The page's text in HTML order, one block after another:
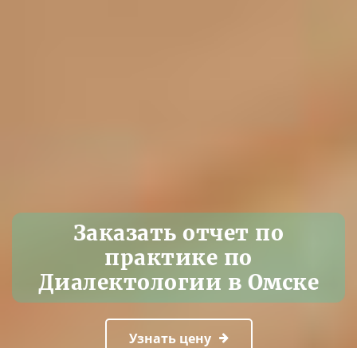
Заказать отчет по
практике по
Диалектологии в Омске
Узнать цену